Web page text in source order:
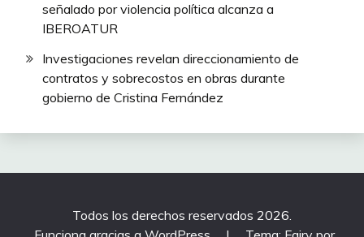
señalado por violencia política alcanza a
IBEROATUR
Investigaciones revelan direccionamiento de
contratos y sobrecostos en obras durante
gobierno de Cristina Fernández
Todos los derechos reservados 2026.